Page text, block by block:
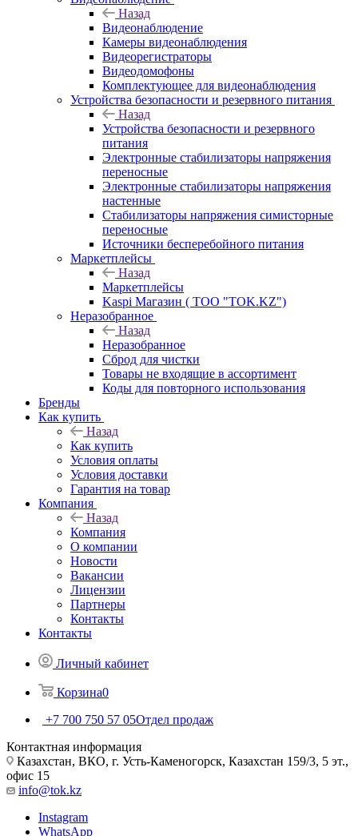
Назад
Видеонаблюдение
Камеры видеонаблюдения
Видеорегистраторы
Видеодомофоны
Комплектующее для видеонаблюдения
Устройства безопасности и резервного питания
Назад
Устройства безопасности и резервного
питания
Электронные стабилизаторы напряжения
переносные
Электронные стабилизаторы напряжения
настенные
Стабилизаторы напряжения симисторные
переносные
Источники бесперебойного питания
Маркетплейсы
Назад
Маркетплейсы
Kaspi Магазин ( ТОО "TOK.KZ")
Неразобранное
Назад
Неразобранное
Сброд для чистки
Товары не входящие в ассортимент
Коды для повторного использования
Бренды
Как купить
Назад
Как купить
Условия оплаты
Условия доставки
Гарантия на товар
Компания
Назад
Компания
О компании
Новости
Вакансии
Лицензии
Партнеры
Контакты
Контакты
Личный кабинет
Корзина0
+7 700 750 57 05Отдел продаж
Контактная информация
Казахстан, ВКО, г. Усть-Каменогорск, Казахстан 159/3, 5 эт.,
офис 15
info@tok.kz
Instagram
WhatsApp